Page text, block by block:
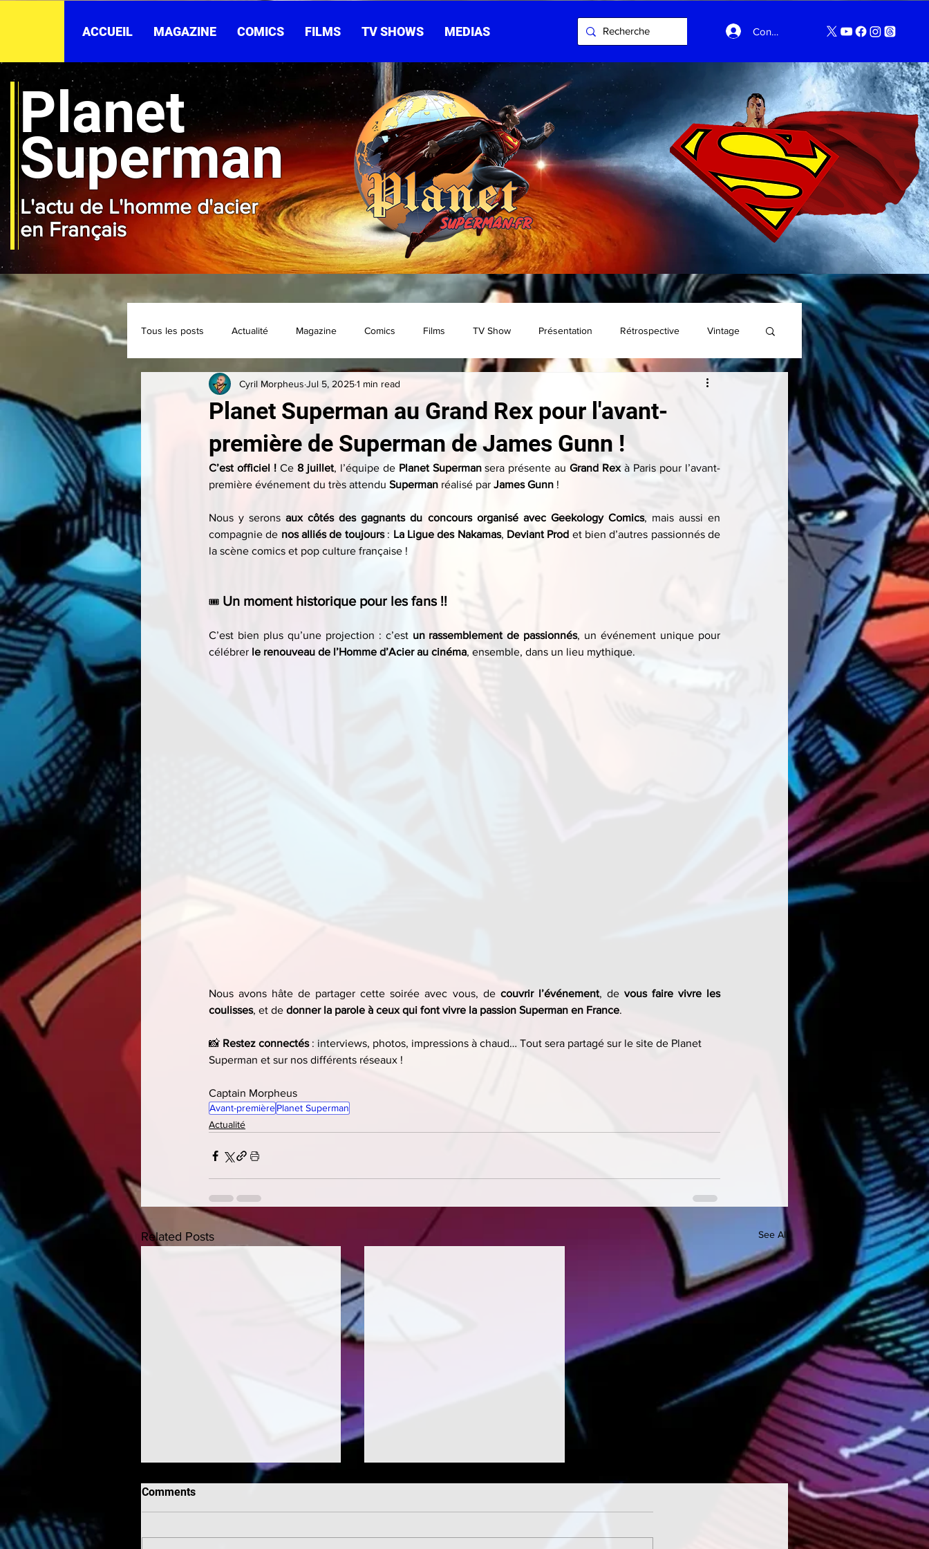
ACCUEIL MAGAZINE COMICS FILMS TV SHOWS MEDIAS Connexion
Planet
Superman
L'actu de L'homme d'acier
en Français
Tous les posts Actualité Magazine Comics Films TV Show Présentation Rétrospective Vintage
Classique Collection Convention Brèves
Planet Superman au Grand Rex pour l'avant-
première de Superman de James Gunn !
Cyril Morpheus Jul 5, 20251 min read
C’est officiel ! Ce 8 juillet, l’équipe de Planet Superman sera présente au Grand Rex à Paris pour l’avant-
première événement du très attendu Superman réalisé par James Gunn !
Nous y serons aux côtés des gagnants du concours organisé avec Geekology Comics, mais aussi en
compagnie de nos alliés de toujours : La Ligue des Nakamas, Deviant Prod et bien d’autres passionnés de
la scène comics et pop culture française !
🎟️ Un moment historique pour les fans !!
C’est bien plus qu’une projection : c’est un rassemblement de passionnés, un événement unique pour
célébrer le renouveau de l’Homme d’Acier au cinéma, ensemble, dans un lieu mythique.
Nous avons hâte de partager cette soirée avec vous, de couvrir l’événement, de vous faire vivre les
coulisses, et de donner la parole à ceux qui font vivre la passion Superman en France.
📸 Restez connectés : interviews, photos, impressions à chaud… Tout sera partagé sur le site de Planet
Superman et sur nos différents réseaux !
Captain Morpheus
Avant-premièrePlanet Superman
Actualité
Related Posts See All
Comments